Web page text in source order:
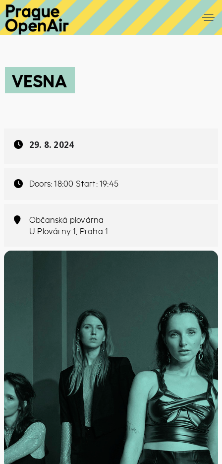
VESNA
29. 8. 2024
Doors: 18:00 Start: 19:45
Občanská plovárna
U Plovárny 1, Praha 1